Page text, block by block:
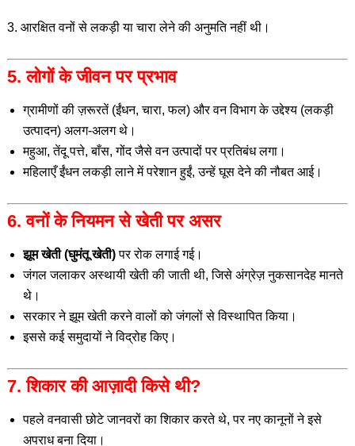
3. आरक्षित वनों से लकड़ी या चारा लेने की अनुमति नहीं थी।
5. लोगों के जीवन पर प्रभाव
ग्रामीणों की ज़रूरतें (ईंधन, चारा, फल) और वन विभाग के उद्देश्य (लकड़ी
उत्पादन) अलग-अलग थे।
महुआ, तेंदू पत्ते, बाँस, गोंद जैसे वन उत्पादों पर प्रतिबंध लगा।
महिलाएँ ईंधन लकड़ी लाने में परेशान हुईं, उन्हें घूस देने की नौबत आई।
6. वनों के नियमन से खेती पर असर
झूम खेती (घुमंतू खेती)पर रोक लगाई गई।
जंगल जलाकर अस्थायी खेती की जाती थी, जिसे अंग्रेज़ नुकसानदेह मानते
थे।
सरकार ने झूम खेती करने वालों को जंगलों से विस्थापित किया।
इससे कई समुदायों ने विद्रोह किए।
7. शिकार की आज़ादी किसे थी?
पहले वनवासी छोटे जानवरों का शिकार करते थे, पर नए कानूनों ने इसे
अपराध बना दिया।